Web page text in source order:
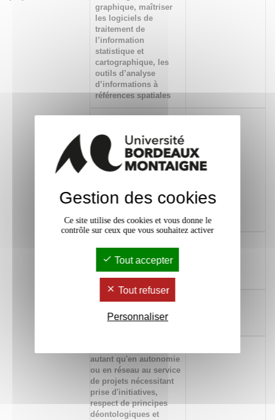
graphique, maîtriser
les logiciels de
traitement de
l’information
statistique et
cartographique, les
outils d’analyse
d’informations à
références spatiales
fréquences, mener une
analyse critique sur les
travaux
cartographiques et un
méthodologique face à
iconographique
raisonnée de données
de terrain en utilisant
les outils de l'enquête
543 Savoir s'auto-
évaluer et se remettre
en question
autant qu'en autonomie
ou en réseau au service
de projets nécessitant
prise d'initiatives,
respect de principes
déontologiques et
Gestion des cookies
Ce site utilise des cookies et vous donne le
contrôle sur ceux que vous souhaitez activer
Tout accepter
Tout refuser
Personnaliser